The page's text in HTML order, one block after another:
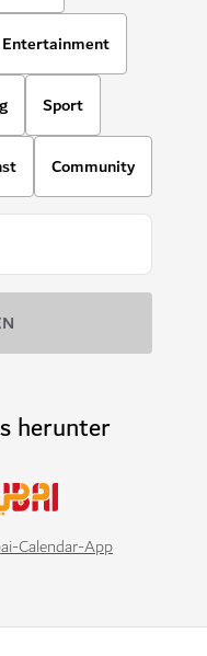
Entertainment
Sport
Community
herunter
Calendar-App